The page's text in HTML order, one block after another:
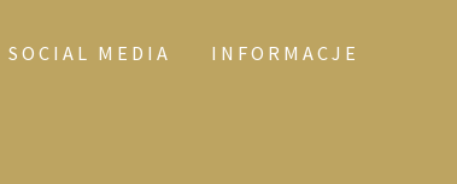
SOCIAL MEDIA INFORMACJE